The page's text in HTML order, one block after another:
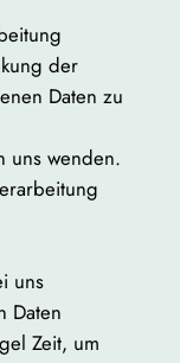
der
Daten zu
uns wenden.
uns
Daten
Zeit, um